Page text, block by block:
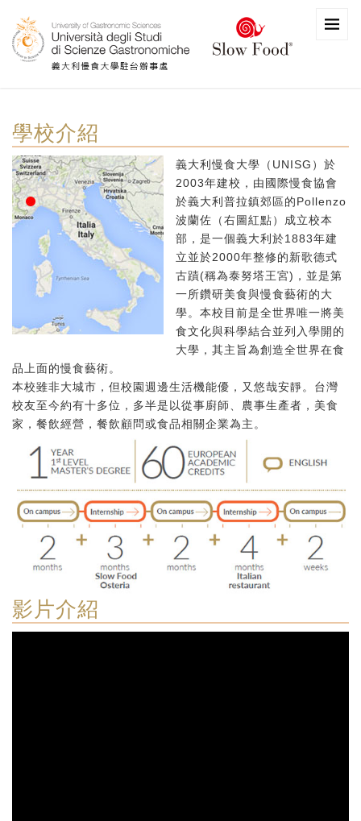
學校介紹
義大利慢食大學（UNISG）於
2003年建校，由國際慢食協會
於義大利普拉鎮郊區的Pollenzo
波蘭佐（右圖紅點）成立校本
部，是一個義大利於1883年建
立並於2000年整修的新歌德式
古蹟(稱為泰努塔王宮)，並是第
一所鑽研美食與慢食藝術的大
學。本校目前是全世界唯一將美
食文化與科學結合並列入學開的
大學，其主旨為創造全世界在食
品上面的慢食藝術。
本校雖非大城市，但校園週邊生活機能優，又悠哉安靜。台灣
校友至今約有十多位，多半是以從事廚師、農事生產者，美食
家，餐飲經營，餐飲顧問或食品相關企業為主。
影片介紹